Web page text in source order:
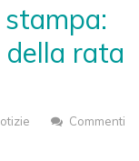
rata
Commenti